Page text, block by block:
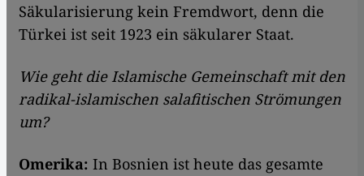
Säkularisierung kein Fremdwort, denn die
Türkei ist seit 1923 ein säkularer Staat.
Wie geht die Islamische Gemeinschaft mit den
radikal-islamischen salafitischen Strömungen
um?
Omerika: In Bosnien ist heute das gesamte